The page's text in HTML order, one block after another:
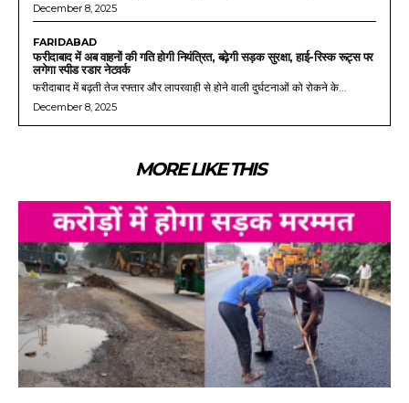
December 8, 2025
FARIDABAD
फरीदाबाद में अब वाहनों की गति होगी नियंत्रित, बढ़ेगी सड़क सुरक्षा, हाई-रिस्क रूट्स पर
लगेगा स्पीड रडार नेटवर्क
फरीदाबाद में बढ़ती तेज रफ्तार और लापरवाही से होने वाली दुर्घटनाओं को रोकने के...
December 8, 2025
MORE LIKE THIS